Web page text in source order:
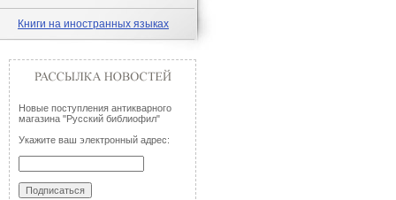
Книги на иностранных языках
Новые поступления антикварного
магазина "Русский библиофил"
Укажите ваш электронный адрес: